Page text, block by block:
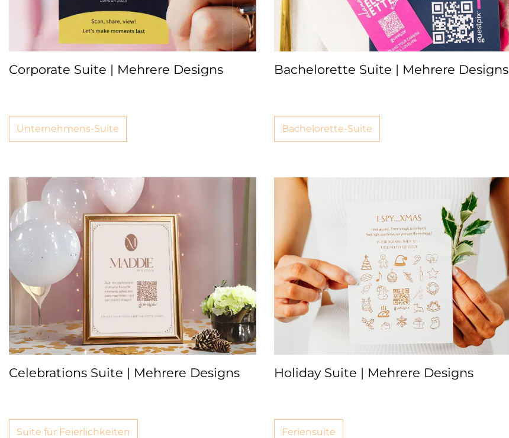
Corporate Suite | Mehrere Designs
Unternehmens-Suite
Bachelorette Suite | Mehrere Designs
Bachelorette-Suite
Celebrations Suite | Mehrere Designs
Suite für Feierlichkeiten
Holiday Suite | Mehrere Designs
Feriensuite